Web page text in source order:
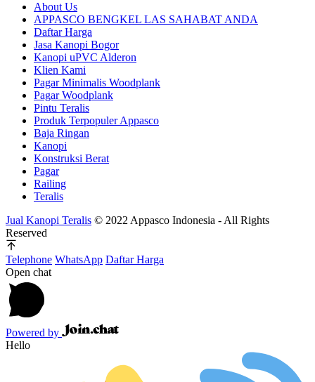
About Us
APPASCO BENGKEL LAS SAHABAT ANDA
Daftar Harga
Jasa Kanopi Bogor
Kanopi uPVC Alderon
Klien Kami
Pagar Minimalis Woodplank
Pagar Woodplank
Pintu Teralis
Produk Terpopuler Appasco
Baja Ringan
Kanopi
Konstruksi Berat
Pagar
Railing
Teralis
Jual Kanopi Teralis © 2022 Appasco Indonesia - All Rights
Reserved
Telephone WhatsApp Daftar Harga
Open chat
Powered by
Hello